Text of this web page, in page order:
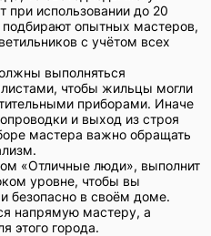
при использовании до 20
опытных мастеров,
с учётом всех
выполняться
чтобы жильцы могли
приборами. Иначе
и выход из строя
мастера важно обращать
«Отличные люди», выполнит
уровне, чтобы вы
безопасно в своём доме.
напрямую мастеру, а
этого города.